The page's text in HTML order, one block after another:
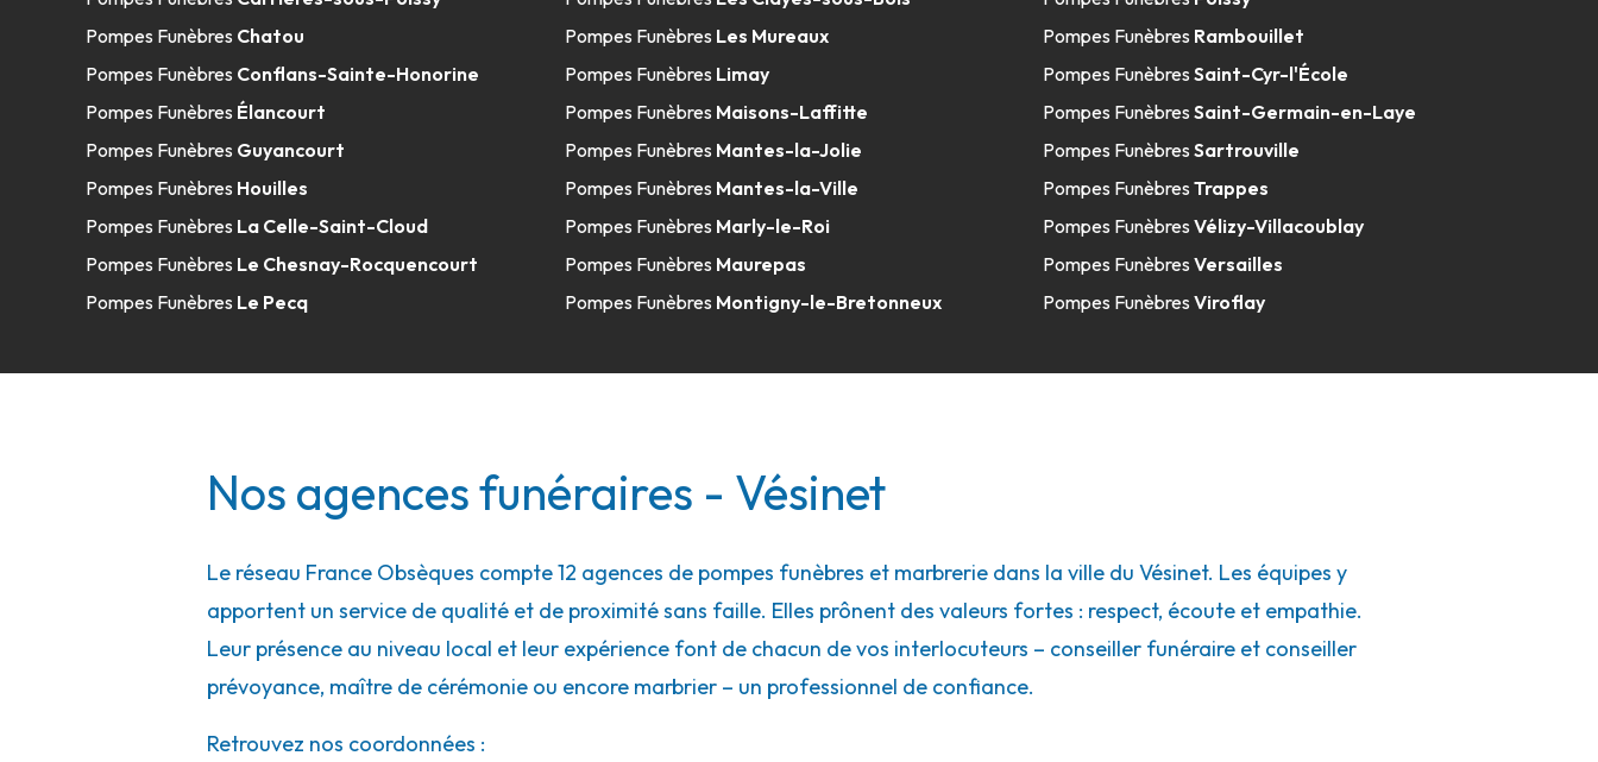
A votre écoute 24h/24 7j/7
Rebillon - Boulogne
48 Avenue Jean-Baptiste Clément 92100 Boulogne-Billancourt
Consulter l'agence
Consulter l'agence 01 39 02 19 55
Rebillon - Neuilly-sur-Seine
9.8km
13 Rue Des Graviers 92200 Neuilly-sur-Seine
Consulter l'agence 01 46 24 02 04
Pompes Funèbres Chatou
Pompes Funèbres Conflans-Sainte-Honorine
Pompes Funèbres Élancourt
Pompes Funèbres Guyancourt
Pompes Funèbres Houilles
Pompes Funèbres La Celle-Saint-Cloud
Pompes Funèbres Le Chesnay-Rocquencourt
Pompes Funèbres Le Pecq
Pompes Funèbres Les Mureaux
Pompes Funèbres Limay
Pompes Funèbres Maisons-Laffitte
Pompes Funèbres Mantes-la-Jolie
Pompes Funèbres Mantes-la-Ville
Pompes Funèbres Marly-le-Roi
Pompes Funèbres Maurepas
Pompes Funèbres Montigny-le-Bretonneux
Pompes Funèbres Rambouillet
Pompes FunèbresSaint-Cyr-l'École
Pompes FunèbresSaint-Germain-en-Laye
Pompes FunèbresSartrouville
Pompes FunèbresTrappes
Pompes FunèbresVélizy-Villacoublay
Pompes FunèbresVersailles
Pompes FunèbresViroflay
Nos agences funéraires - Vésinet
Le réseau France Obsèques compte 12 agences de pompes funèbres et marbrerie dans la ville du Vésinet. Les équipes y
apportent un service de qualité et de proximité sans faille. Elles prônent des valeurs fortes : respect, écoute et empathie.
Leur présence au niveau local et leur expérience font de chacun de vos interlocuteurs – conseiller funéraire et conseiller
prévoyance, maître de cérémonie ou encore marbrier – un professionnel de confiance.
Retrouvez nos coordonnées :